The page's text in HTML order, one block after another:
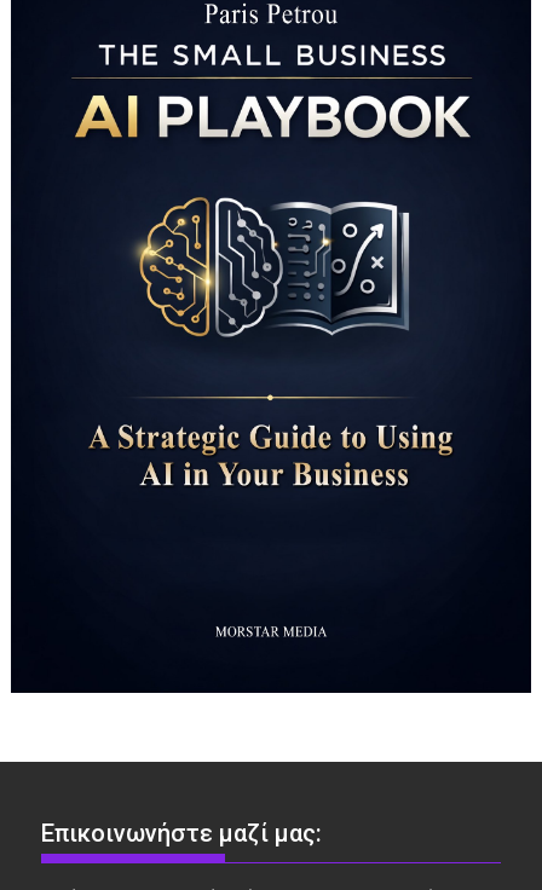
Επικοινωνήστε μαζί μας: